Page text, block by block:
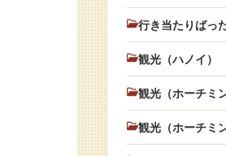
行き当たりばっ
観光（ハノイ）
観光（ホーチミ
観光（ホーチミ